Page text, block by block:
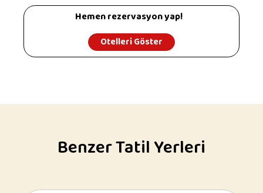
Hemen rezervasyon yap!
Otelleri Göster
Benzer Tatil Yerleri